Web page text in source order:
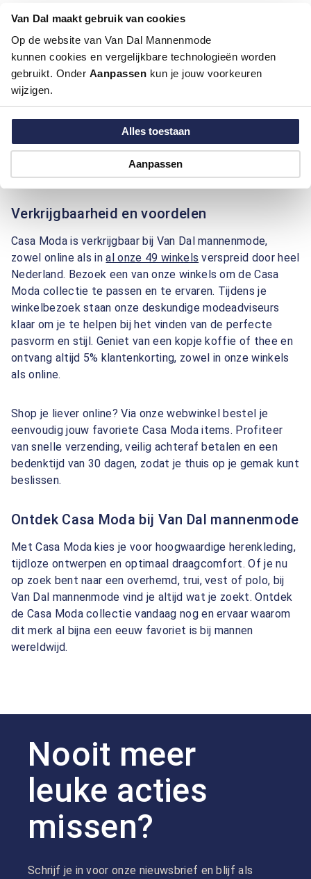
Van Dal maakt gebruik van cookies
Op de website van Van Dal Mannenmode
kunnen cookies en vergelijkbare technologieën worden
gebruikt. Onder Aanpassen kun je jouw voorkeuren
wijzigen.
Alles toestaan
Aanpassen
Maten en pasvormen
Bij Van Dal mannenmode vinden we het belangrijk dat
elke man zich comfortabel en zelfverzekerd kan kleden.
De Casa Moda collectie is daarom beschikbaar in maten
M tot en met 4XL. Dankzij de verschillende pasvormen,
zoals regular fit en comfort fit, is er altijd een
kledingstuk dat bij jouw wensen en lichaamsbouw past.
Casa Moda combineert Duitse precisie met een
comfortabele uitstraling, zodat je er altijd goed uitziet.
Verkrijgbaarheid en voordelen
Casa Moda is verkrijgbaar bij Van Dal mannenmode,
zowel online als inal onze 49 winkels verspreid door heel
Nederland. Bezoek een van onze winkels om de Casa
Moda collectie te passen en te ervaren. Tijdens je
winkelbezoek staan onze deskundige modeadviseurs
klaar om je te helpen bij het vinden van de perfecte
pasvorm en stijl. Geniet van een kopje koffie of thee en
ontvang altijd 5% klantenkorting, zowel in onze winkels
als online.
Shop je liever online? Via onze webwinkel bestel je
eenvoudig jouw favoriete Casa Moda items. Profiteer
van snelle verzending, veilig achteraf betalen en een
bedenktijd van 30 dagen, zodat je thuis op je gemak kunt
beslissen.
Ontdek Casa Moda bij Van Dal mannenmode
Met Casa Moda kies je voor hoogwaardige herenkleding,
tijdloze ontwerpen en optimaal draagcomfort. Of je nu
op zoek bent naar een overhemd, trui, vest of polo, bij
Van Dal mannenmode vind je altijd wat je zoekt. Ontdek
de Casa Moda collectie vandaag nog en ervaar waarom
dit merk al bijna een eeuw favoriet is bij mannen
wereldwijd.
Nooit meer
leuke acties
missen?
Schrijf je in voor onze nieuwsbrief en blijf als